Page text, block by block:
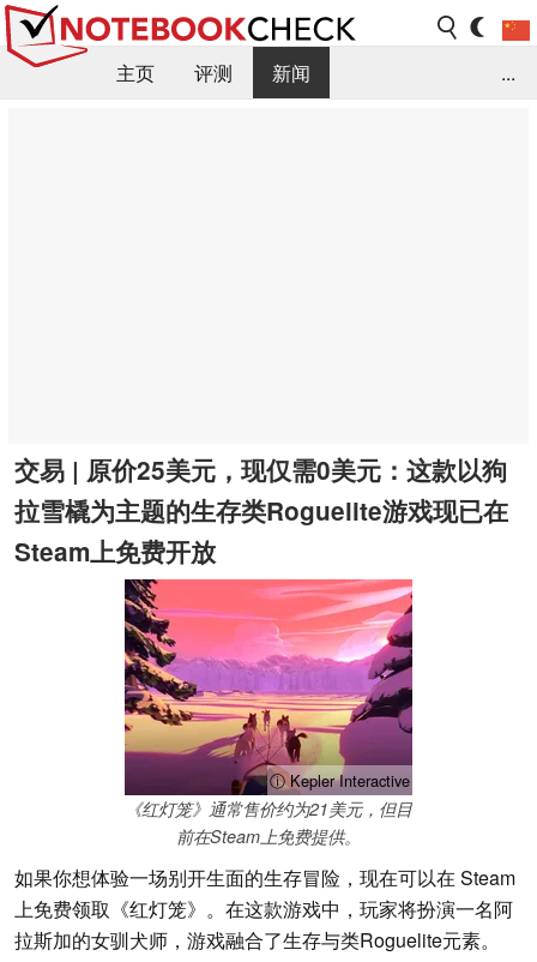
主页 评测
新闻
...
交易 | 原价25美元，现仅需0美元：这款以狗
拉雪橇为主题的生存类Roguelite游戏现已在
Steam上免费开放
ⓘ Kepler Interactive
《红灯笼》通常售价约为21美元，但目
前在Steam上免费提供。
如果你想体验一场别开生面的生存冒险，现在可以在 Steam
上免费领取《红灯笼》。在这款游戏中，玩家将扮演一名阿
拉斯加的女驯犬师，游戏融合了生存与类Roguelite元素。